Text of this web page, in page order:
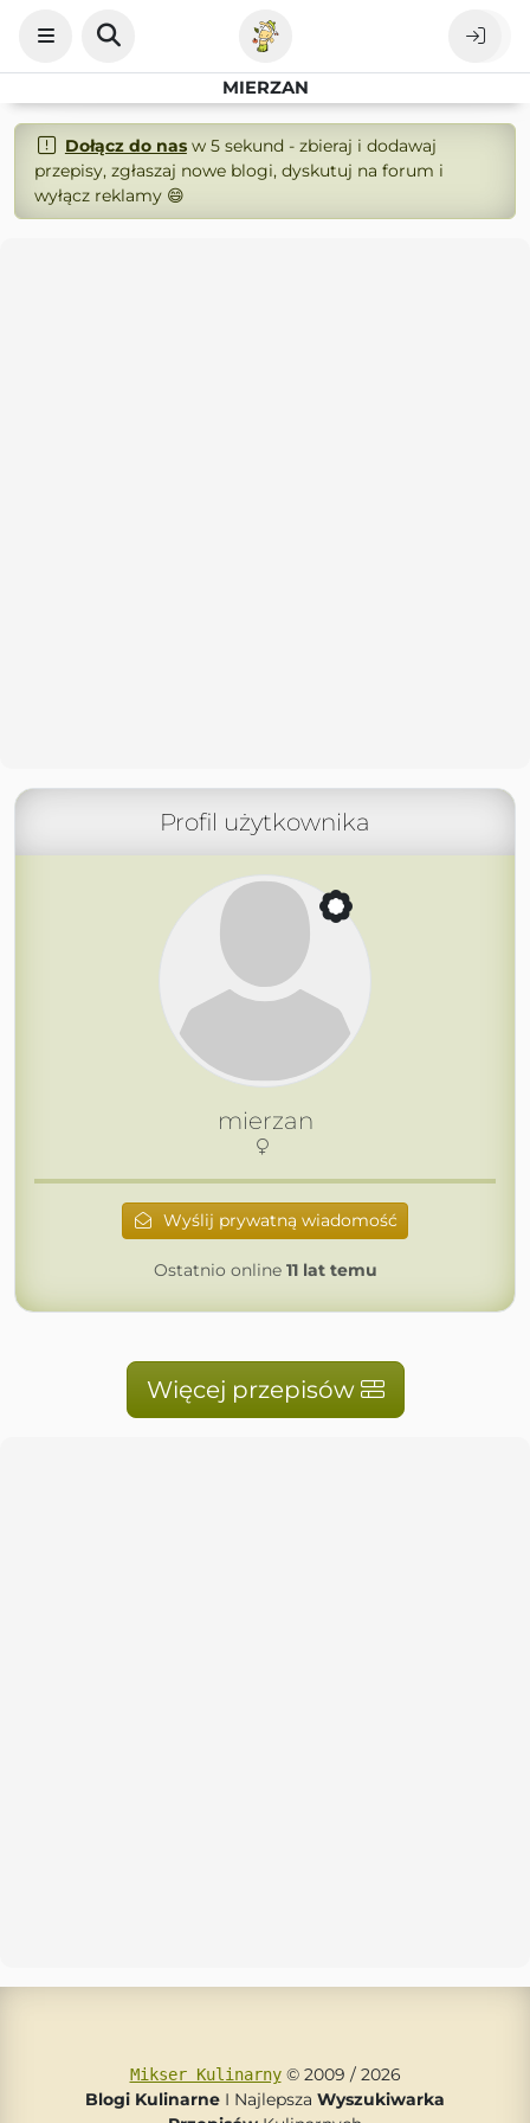
MIERZAN
Dołącz do nasw 5 sekund - zbieraj i dodawaj
przepisy, zgłaszaj nowe blogi, dyskutuj na forum i
wyłącz reklamy 😄
Profil użytkownika
mierzan
Wyślij prywatną wiadomość
Ostatnio online 11 lat temu
Więcej przepisów
Mikser Kulinarny© 2009 / 2026
Blogi Kulinarne I Najlepsza Wyszukiwarka